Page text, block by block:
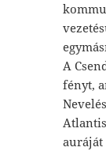
A
fényt,
Nevelés
auráját